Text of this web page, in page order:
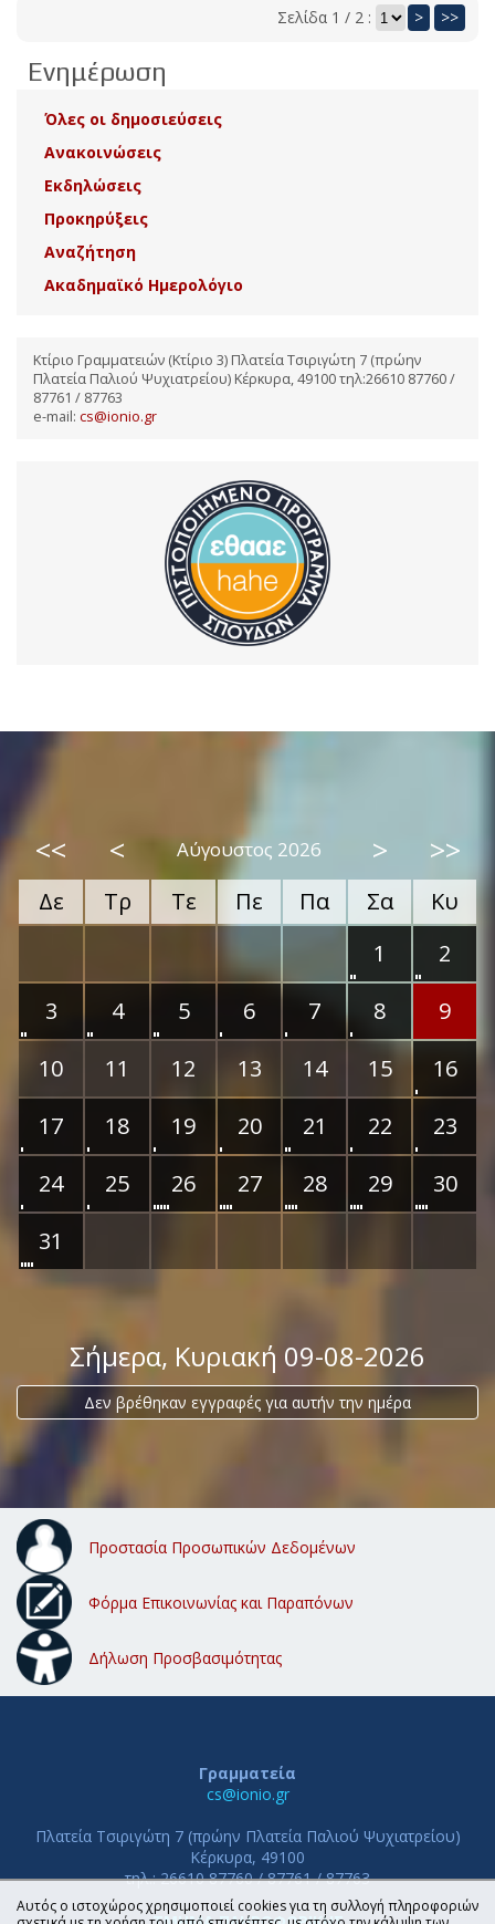
Σελίδα 1 / 2 : > >>
Ενημέρωση
Όλες οι δημοσιεύσεις
Ανακοινώσεις
Εκδηλώσεις
Προκηρύξεις
Αναζήτηση
Ακαδημαϊκό Ημερολόγιο
Κτίριο Γραμματειών (Κτίριο 3) Πλατεία Τσιριγώτη 7 (πρώην
Πλατεία Παλιού Ψυχιατρείου) Κέρκυρα, 49100 τηλ:26610 87760 /
87761 / 87763
e-mail: cs@ionio.gr
<< < Αύγουστος 2026 > >>
Δε Τρ Τε Πε Πα Σα
Κυ
1
2
3
4 5 6 7 8
9
10
11 12 13 14 15
16
17
18 19 20 21 22
23
24
25 26 27 28 29
30
31
Σήμερα, Κυριακή 09-08-2026
Δεν βρέθηκαν εγγραφές για αυτήν την ημέρα
Προστασία Προσωπικών Δεδομένων
Φόρμα Επικοινωνίας και Παραπόνων
Δήλωση Προσβασιμότητας
Γραμματεία
cs@ionio.gr
Πλατεία Τσιριγώτη 7 (πρώην Πλατεία Παλιού Ψυχιατρείου)
Κέρκυρα, 49100
τηλ.: 26610 87760 / 87761 / 87763
Αυτός ο ιστοχώρος χρησιμοποιεί cookies για τη συλλογή πληροφοριών